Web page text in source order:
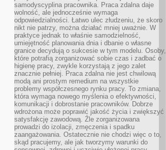
samodyscyplina pracownika. Praca zdalna daje
wolność, ale jednocześnie wymaga
odpowiedzialności. Łatwo ulec złudzeniu, że skoro
nikt nie patrzy, można działać mniej uważnie. W
praktyce jednak to właśnie samodzielność,
umiejętność planowania dnia i dbanie o własne
granice decydują o sukcesie w tym modelu. Osoby,
które potrafią zorganizować sobie czas i zadbać o
higienę pracy, zwykle korzystają z jego zalet
znacznie pełniej. Praca zdalna nie jest chwilową
modą ani prostym remedium na wszystkie
problemy współczesnego rynku pracy. To zmiana,
która wymaga nowego myślenia o efektywności,
komunikacji i dobrostanie pracowników. Dobrze
wdrożona może poprawić jakość życia i zwiększyć
satysfakcję zawodową. Źle zorganizowana
prowadzi do izolacji, zmęczenia i spadku
zaangażowania. Ostatecznie nie chodzi więc o to,
skąd pracujemy, ale jak tworzymy warunki do